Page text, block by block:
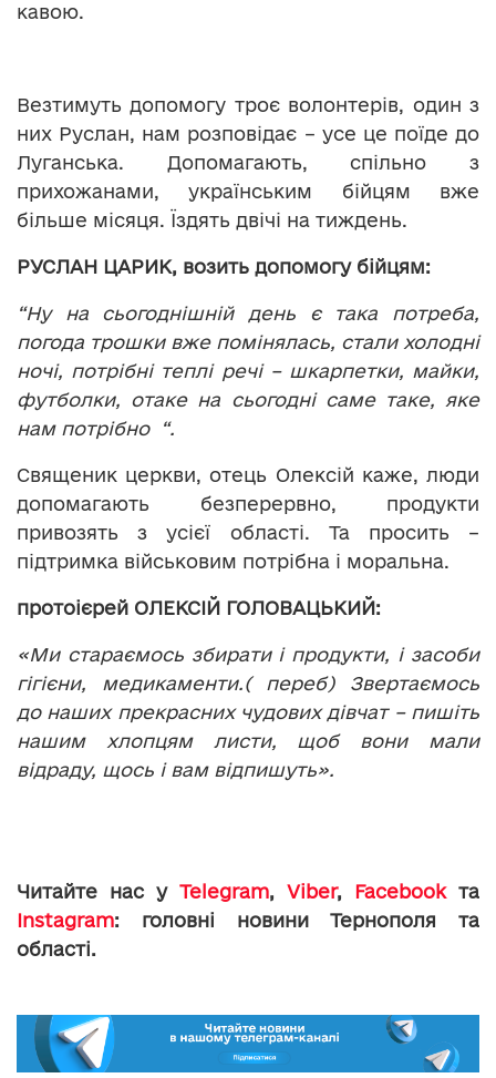
кавою.
Везтимуть допомогу троє волонтерів, один з
них Руслан, нам розповідає – усе це поїде до
Луганська. Допомагають, спільно з
прихожанами, українським бійцям вже
більше місяця. Їздять двічі на тиждень.
РУСЛАН ЦАРИК, возить допомогу бійцям:
“Ну на сьогоднішній день є така потреба,
погода трошки вже помінялась, стали холодні
ночі, потрібні теплі речі – шкарпетки, майки,
футболки, отаке на сьогодні саме таке, яке
нам потрібно “.
Священик церкви, отець Олексій каже, люди
допомагають безперервно, продукти
привозять з усієї області. Та просить –
підтримка військовим потрібна і моральна.
протоієрей ОЛЕКСІЙ ГОЛОВАЦЬКИЙ:
«Ми стараємось збирати і продукти, і засоби
гігієни, медикаменти.( переб) Звертаємось
до наших прекрасних чудових дівчат – пишіть
нашим хлопцям листи, щоб вони мали
відраду, щось і вам відпишуть».
Читайте нас у Telegram, Viber, Facebookта
Instagram: головні новини Тернополя та
області.